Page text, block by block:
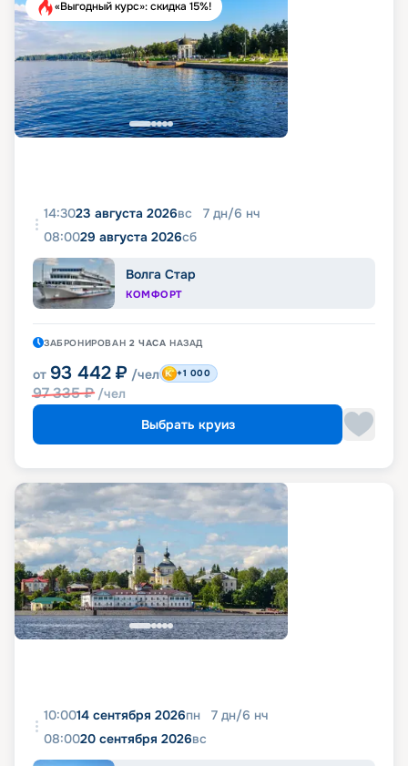
«Выгодный курс»: скидка 15%!
14:3023 августа 2026вс 7 дн/6 нч
08:0029 августа 2026сб
Волга Стар
КОМФОРТ
ЗАБРОНИРОВАН 2 ЧАСА НАЗАД
от 93 442 ₽ /чел
97 335₽ /чел
+1 000
Выбрать круиз
10:0014 сентября 2026пн 7 дн/6 нч
08:0020 сентября 2026вс